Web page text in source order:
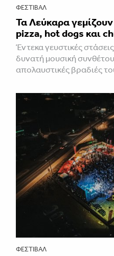
ΦΕΣΤΙΒΑΛ
Τα Λεύκαρα
pizza, hot dogs και
Έντεκα γευστικές
δυνατή μουσική
απολαυστικές βραδιές
ΦΕΣΤΙΒΑΛ